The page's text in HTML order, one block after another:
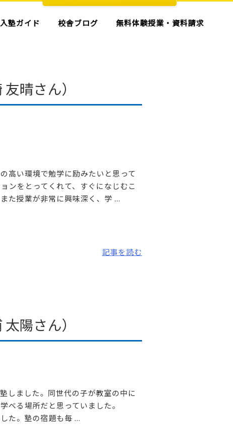
入塾ガイド 校舎ブログ 無料体験授業・資料請求
晴さん）
高い環境で勉学に励みたいと思って
ンをとってくれて、すぐになじむこ
た授業が非常に興味深く、学 ...
記事を読む
陽さん）
しました。同世代の子が教室の中に
べる場所だと思っていました。
た。塾の宿題も毎 ...